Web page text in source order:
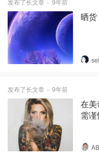
发布了长文章 9年前
晒货
发布了长文章 9年前
在
需谨